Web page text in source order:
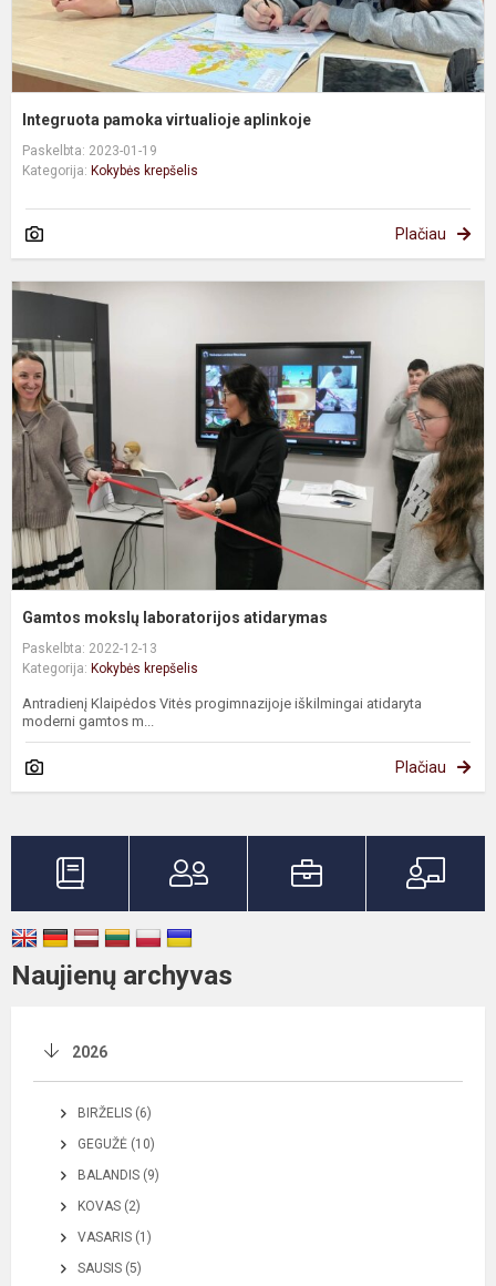
Integruota pamoka virtualioje aplinkoje
Paskelbta: 2023-01-19
Kategorija: Kokybės krepšelis
Plačiau
Gamtos mokslų laboratorijos atidarymas
Paskelbta: 2022-12-13
Kategorija: Kokybės krepšelis
Antradienį Klaipėdos Vitės progimnazijoje iškilmingai atidaryta
moderni gamtos m...
Plačiau
Naujienų archyvas
2026
BIRŽELIS (6)
GEGUŽĖ (10)
BALANDIS (9)
KOVAS (2)
VASARIS (1)
SAUSIS (5)